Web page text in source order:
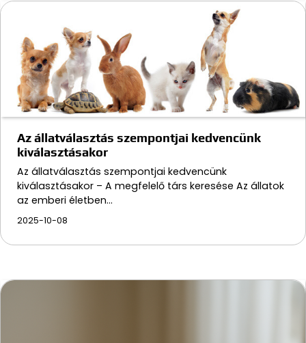
Az állatválasztás szempontjai kedvencünk
kiválasztásakor
Az állatválasztás szempontjai kedvencünk
kiválasztásakor – A megfelelő társ keresése Az állatok
az emberi életben…
2025-10-08